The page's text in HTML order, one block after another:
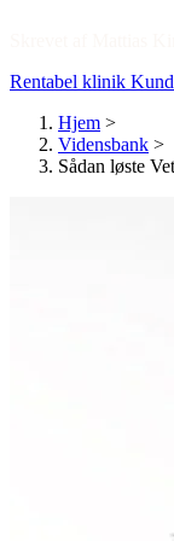
Rentabel klinik
Hjem >
Vidensbank >
Sådan løste